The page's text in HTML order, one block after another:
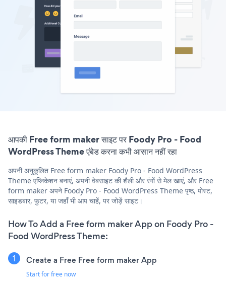
आपकी Free form maker साइट पर Foody Pro - Food
WordPress Theme एंबेड करना कभी आसान नहीं रहा
अपनी अनुकूलित Free form maker Foody Pro - Food WordPress
Theme एप्लिकेशन बनाएं, अपनी वेबसाइट की शैली और रंगों से मेल खाएं, और Free
form maker अपने Foody Pro - Food WordPress Theme पृष्ठ, पोस्ट,
साइडबार, फुटर, या जहाँ भी आप चाहें, पर जोड़ें साइट।
How To Add a Free form maker App on Foody Pro -
Food WordPress Theme:
Create a Free Free form maker App
Start for free now